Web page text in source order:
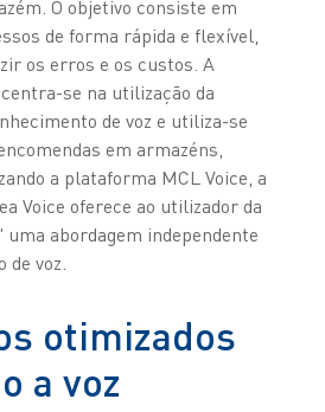
O objetivo consiste em
de forma rápida e flexível,
os erros e os custos. A
se na utilização da
de voz e utiliza-se
em armazéns,
a plataforma MCL Voice, a
Voice oferece ao utilizador da
abordagem independente
de voz.
otimizados
a voz